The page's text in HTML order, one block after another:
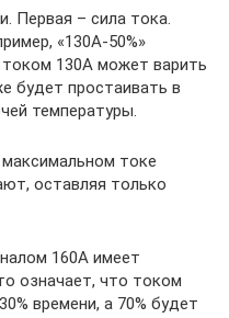
Первая – сила тока.
«130А-50%»
130А может варить
будет простаивать в
температуры.
токе
оставляя только
160А имеет
означает, что током
времени, а 70% будет